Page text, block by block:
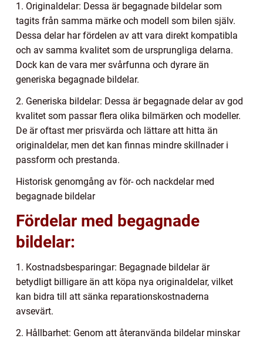
1. Originaldelar: Dessa är begagnade bildelar som
tagits från samma märke och modell som bilen själv.
Dessa delar har fördelen av att vara direkt kompatibla
och av samma kvalitet som de ursprungliga delarna.
Dock kan de vara mer svårfunna och dyrare än
generiska begagnade bildelar.
2. Generiska bildelar: Dessa är begagnade delar av god
kvalitet som passar flera olika bilmärken och modeller.
De är oftast mer prisvärda och lättare att hitta än
originaldelar, men det kan finnas mindre skillnader i
passform och prestanda.
Historisk genomgång av för- och nackdelar med
begagnade bildelar
Fördelar med begagnade
bildelar:
1. Kostnadsbesparingar: Begagnade bildelar är
betydligt billigare än att köpa nya originaldelar, vilket
kan bidra till att sänka reparationskostnaderna
avsevärt.
2. Hållbarhet: Genom att återanvända bildelar minskar